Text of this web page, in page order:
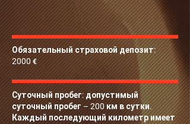
Обязательный страховой депозит:
2000€‎
Суточный пробег: допустимый
суточный пробег – 200 км в сутки.
Каждый последующий километр имеет